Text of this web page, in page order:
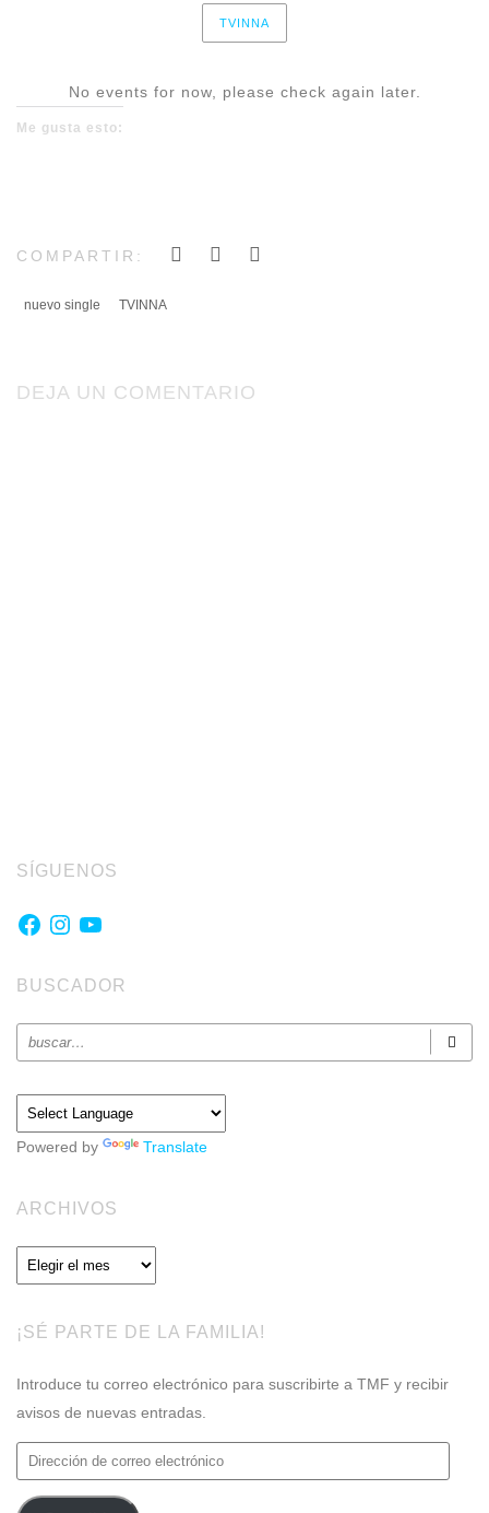
TVINNA
No events for now, please check again later.
Me gusta esto:
COMPARTIR:
nuevo single TVINNA
DEJA UN COMENTARIO
SÍGUENOS
Facebook
Instagram
YouTube
BUSCADOR
Powered by Translate
ARCHIVOS
Archivos
¡SÉ PARTE DE LA FAMILIA!
Introduce tu correo electrónico para suscribirte a TMF y recibir
avisos de nuevas entradas.
Dirección
de